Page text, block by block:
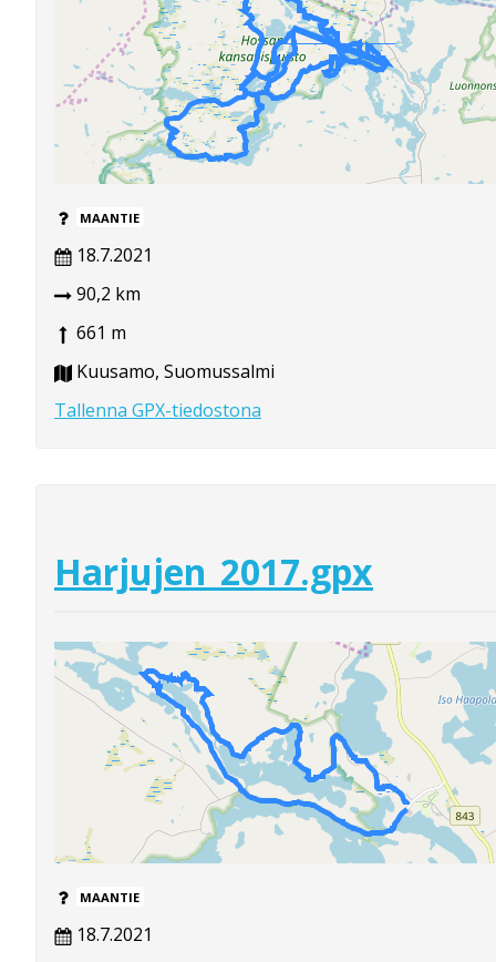
MAANTIE
18.7.2021
90,2 km
661 m
Kuusamo, Suomussalmi
Tallenna GPX-tiedostona
Harjujen_2017.gpx
MAANTIE
18.7.2021